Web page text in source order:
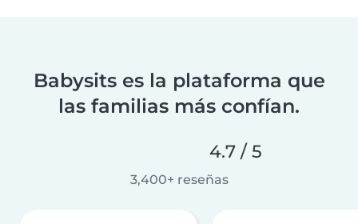
Babysits es la plataforma que
las familias más confían.
4.7 / 5
3,400+ reseñas